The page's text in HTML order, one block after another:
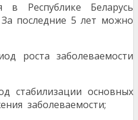
в Республике Беларусь
За последние 5 лет можно
роста заболеваемости
стабилизации основных
заболеваемости;